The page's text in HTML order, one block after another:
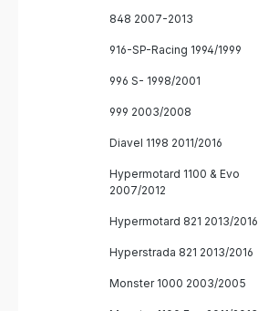
848 2007-2013
916-SP-Racing 1994/1999
996 S- 1998/2001
999 2003/2008
Diavel 1198 2011/2016
Hypermotard 1100 & Evo
2007/2012
Hypermotard 821 2013/2016
Hyperstrada 821 2013/2016
Monster 1000 2003/2005